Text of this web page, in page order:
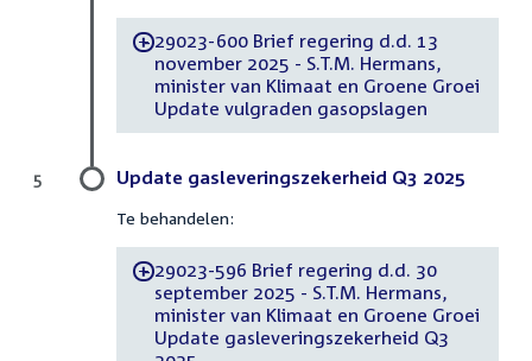
-29023-600 Brief regering d.d. 13
november 2025 - S.T.M. Hermans,
minister van Klimaat en Groene Groei
Update vulgraden gasopslagen
Update gasleveringszekerheid Q3 2025
Te behandelen:
-29023-596 Brief regering d.d. 30
september 2025 - S.T.M. Hermans,
minister van Klimaat en Groene Groei
Update gasleveringszekerheid Q3
5